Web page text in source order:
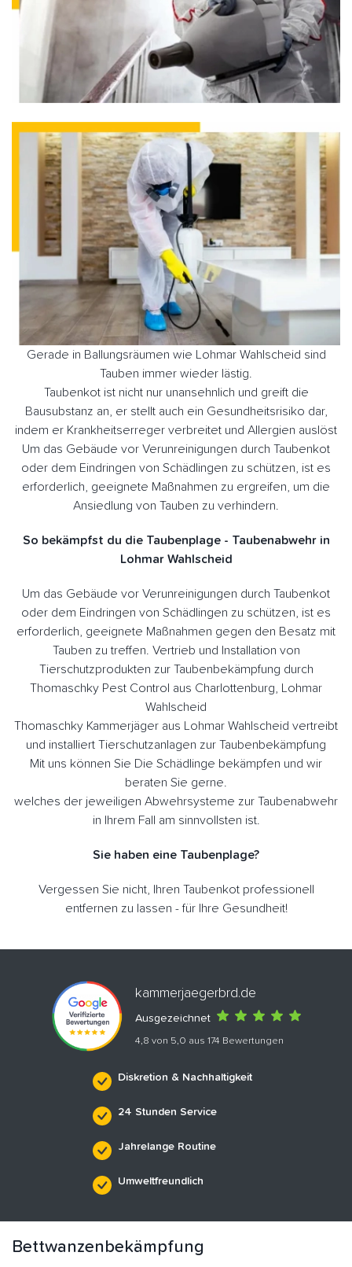
Gerade in Ballungsräumen wie Lohmar Wahlscheid sind
Tauben immer wieder lästig.
Taubenkot ist nicht nur unansehnlich und greift die
Bausubstanz an, er stellt auch ein Gesundheitsrisiko dar,
indem er Krankheitserreger verbreitet und Allergien auslöst
Um das Gebäude vor Verunreinigungen durch Taubenkot
oder dem Eindringen von Schädlingen zu schützen, ist es
erforderlich, geeignete Maßnahmen zu ergreifen, um die
Ansiedlung von Tauben zu verhindern.
So bekämpfst du die Taubenplage - Taubenabwehr in
Lohmar Wahlscheid
Um das Gebäude vor Verunreinigungen durch Taubenkot
oder dem Eindringen von Schädlingen zu schützen, ist es
erforderlich, geeignete Maßnahmen gegen den Besatz mit
Tauben zu treffen. Vertrieb und Installation von
Tierschutzprodukten zur Taubenbekämpfung durch
Thomaschky Pest Control aus Charlottenburg, Lohmar
Wahlscheid
Thomaschky Kammerjäger aus Lohmar Wahlscheid vertreibt
und installiert Tierschutzanlagen zur Taubenbekämpfung
Mit uns können Sie Die Schädlinge bekämpfen und wir
beraten Sie gerne.
welches der jeweiligen Abwehrsysteme zur Taubenabwehr
in Ihrem Fall am sinnvollsten ist.
Sie haben eine Taubenplage?
Vergessen Sie nicht, Ihren Taubenkot professionell
entfernen zu lassen - für Ihre Gesundheit!
kammerjaegerbrd.de
Ausgezeichnet
4,8 von 5,0 aus 174 Bewertungen
Diskretion & Nachhaltigkeit
24 Stunden Service
Jahrelange Routine
Umweltfreundlich
Bettwanzenbekämpfung